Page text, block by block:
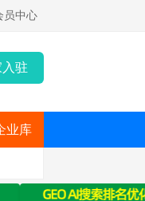
员中心
驻
业库